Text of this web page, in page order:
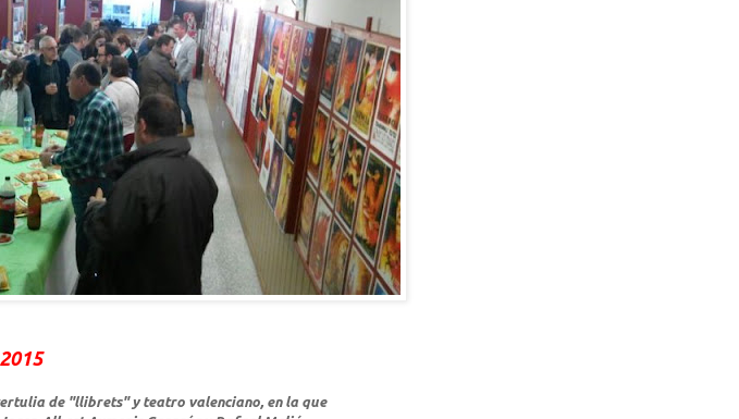
de "llibrets" y teatro valenciano, en la que